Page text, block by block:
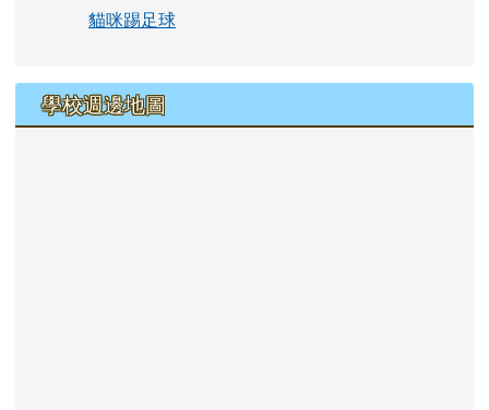
貓咪踢足球
學校週邊地圖